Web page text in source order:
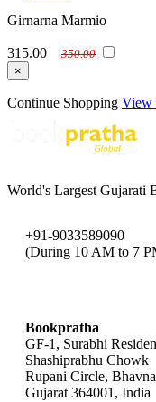
Girnarna Marmio
315.00
350.00
×
Continue Shopping View
World's Largest Gujarati
+91-9033589090
(During 10 AM to 7
Bookpratha
GF-1, Surabhi
Shashiprabhu Chowk
Rupani Circle,
Gujarat 364001, India